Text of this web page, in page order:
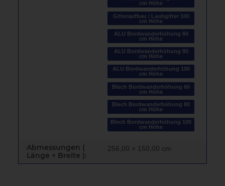
cm Höhe
Gitteraufbau / Laubgitter 100
cm Höhe
ALU Bordwanderhöhung 60
cm Höhe
ALU Bordwanderhöhung 80
cm Höhe
ALU Bordwanderhöhung 100
cm Höhe
Blech Bordwanderhöhung 60
cm Höhe
Blech Bordwanderhöhung 80
cm Höhe
Blech Bordwanderhöhung 100
cm Höhe
Abmessungen (
Länge × Breite ):
256,00 × 150,00 cm